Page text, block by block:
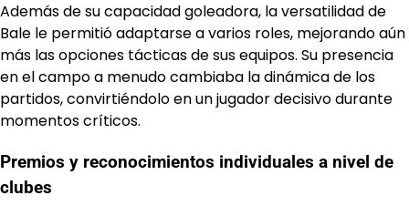
Además de su capacidad goleadora, la versatilidad de
Bale le permitió adaptarse a varios roles, mejorando aún
más las opciones tácticas de sus equipos. Su presencia
en el campo a menudo cambiaba la dinámica de los
partidos, convirtiéndolo en un jugador decisivo durante
momentos críticos.
Premios y reconocimientos individuales a nivel de
clubes